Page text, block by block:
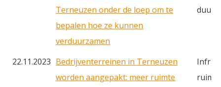
Terneuzen onder de loep om te
bepalen hoe ze kunnen
verduurzamen
22.11.2023 Bedrijventerreinen in Terneuzen
worden aangepakt: meer ruimte